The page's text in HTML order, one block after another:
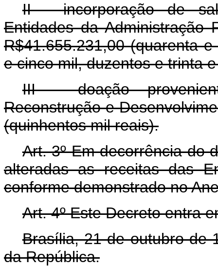
II - incorporação de
Entidades da Administração
R$41.655.231,00 (quarenta
e cinco mil, duzentos e trinta
III - doação
Reconstrução e
(quinhentos mil reais).
Art. 3º Em decorrência do
alteradas as receitas das
conforme demonstrado no
Art. 4º Este Decreto entra
Brasília, 21 de outubro de
da República.